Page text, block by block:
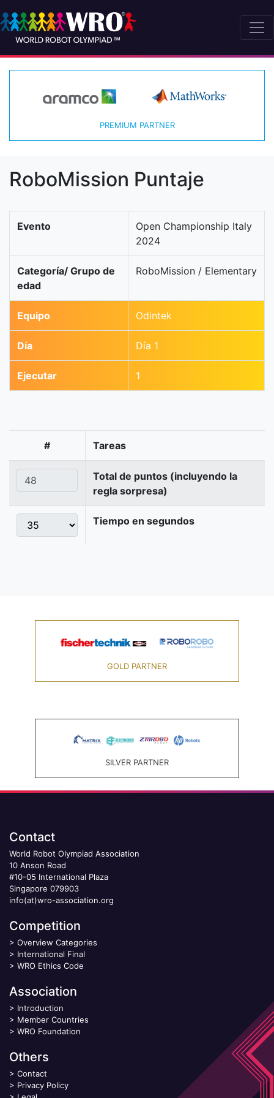
PREMIUM PARTNER
RoboMission Puntaje
Evento
Open Championship Italy
2024
Categoría/ Grupo de
edad
RoboMission / Elementary
Equipo Odintek
Día Día 1
Ejecutar 1
# Tareas
Total de puntos (incluyendo la
regla sorpresa)
Tiempo en segundos
GOLD PARTNER
SILVER PARTNER
Contact
World Robot Olympiad Association
10 Anson Road
#10-05 International Plaza
Singapore 079903
info(at)wro-association.org
Competition
> Overview Categories
> International Final
> WRO Ethics Code
Association
> Introduction
> Member Countries
> WRO Foundation
Others
> Contact
> Privacy Policy